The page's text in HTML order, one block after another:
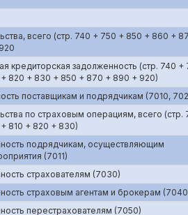
всего (стр. 740 + 750 + 850 + 860 +
кредиторская задолженность (стр. 740 +
820 + 830 + 850 + 870 + 890 + 920)
поставщикам и подрядчикам (7010,
по страховым операциям, всего (стр.
810 + 820 + 830)
подрядчикам, осуществляющим
(7011)
страхователям (7030)
страховым агентам и брокерам
перестрахователям (7050)